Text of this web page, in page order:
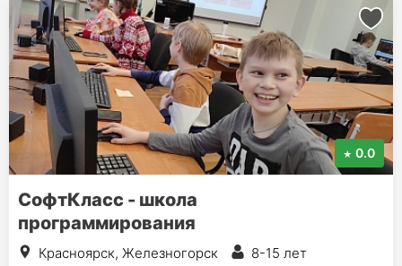
0.0
СофтКласс - школа
программирования
Красноярск, Железногорск
8-15 лет